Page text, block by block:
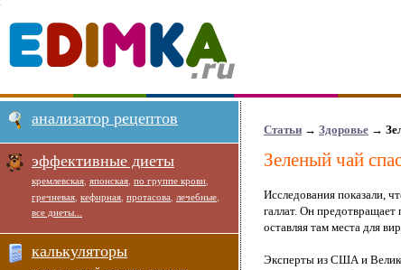
Статьи → Здоровье →
Зеленый чай
Исследования показали,
галлат. Он
оставляя там места для
Эксперты из США и
анализатор рецептов
эффективные диеты
кремлевская японская по группе крови
гречневая кефирная протасова лечебные
все диеты...
калькуляторы